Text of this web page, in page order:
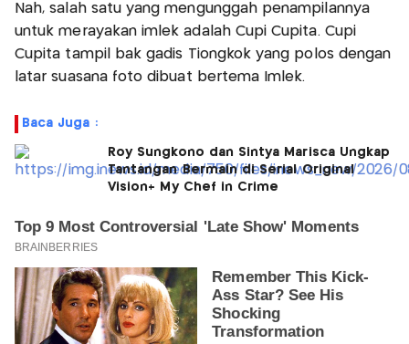
Nah, salah satu yang mengunggah penampilannya
untuk merayakan imlek adalah Cupi Cupita. Cupi
Cupita tampil bak gadis Tiongkok yang polos dengan
latar suasana foto dibuat bertema Imlek.
Baca Juga :
Roy Sungkono dan Sintya Marisca Ungkap
Tantangan Bermain di Serial Original
Vision+ My Chef in Crime